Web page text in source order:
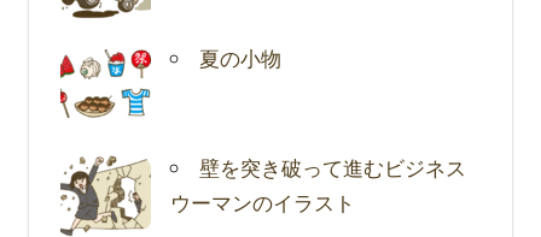
夏の小物
壁を突き破って進むビジネス
ウーマンのイラスト